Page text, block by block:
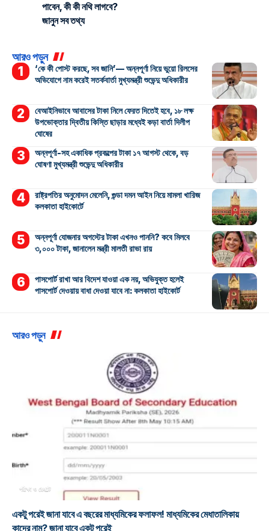
পাবেন, কী কী নথি লাগবে?
জানুন সব তথ্য
আরও পড়ুন
‘কে কী পোস্ট করছে, সব জানি’— অন্নপূর্ণা নিয়ে ভুয়ো রিলসের
অভিযোগে নাম করেই সতর্কবার্তা মুখ্যমন্ত্রী শুভেন্দু অধিকারীর
বেআইনিভাবে আবাসের টাকা নিলে ফেরত দিতেই হবে, ১৮ লক্ষ
উপভোক্তার দ্বিতীয় কিস্তি ছাড়ার মধ্যেই কড়া বার্তা দিলীপ
ঘোষের
অন্নপূর্ণা-সহ একাধিক প্রকল্পের টাকা ১৭ আগস্ট থেকে, বড়
ঘোষণা মুখ্যমন্ত্রী শুভেন্দু অধিকারীর
রাষ্ট্রপতির অনুমোদন মেলেনি, গুন্ডা দমন আইন নিয়ে মামলা খারিজ
কলকাতা হাইকোর্টে
অন্নপূর্ণা যোজনার অগস্টের টাকা এখনও পাননি? কবে মিলবে
৩,০০০ টাকা, জানালেন মন্ত্রী মালতী রাভা রায়
পাসপোর্ট রাখা আর বিদেশ যাওয়া এক নয়, অভিযুক্ত হলেই
পাসপোর্ট দেওয়ায় বাধা দেওয়া যাবে না: কলকাতা হাইকোর্ট
আরও পড়ুন
পরীক্ষা ও রেজাল্ট
একটু পরেই জানা যাবে এ বছরের মাধ্যমিকের ফলাফল! মাধ্যমিকের মেধাতালিকায়
কাদের নাম? জানা যাবে একটু পরেই